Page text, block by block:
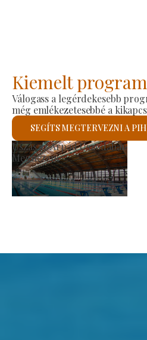
Kiemelt
Válogass a legérdekesebb
még emlékezetesebbé a
SEGÍTS MEGTERVEZNI A